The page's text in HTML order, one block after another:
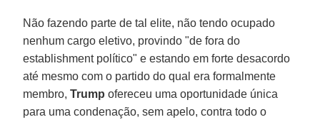
Não fazendo parte de tal elite, não tendo ocupado
nenhum cargo eletivo, provindo "de fora do
establishment político" e estando em forte desacordo
até mesmo com o partido do qual era formalmente
membro,Trump ofereceu uma oportunidade única
para uma condenação, sem apelo, contra todo o